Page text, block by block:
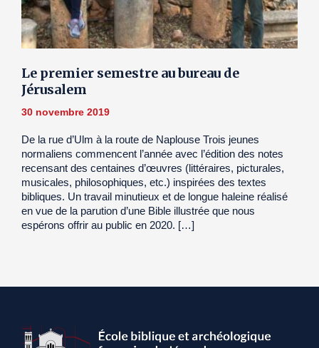
Le premier semestre au bureau de
Jérusalem
30 novembre 2019
De la rue d’Ulm à la route de Naplouse Trois jeunes
normaliens commencent l’année avec l’édition des notes
recensant des centaines d’œuvres (littéraires, picturales,
musicales, philosophiques, etc.) inspirées des textes
bibliques. Un travail minutieux et de longue haleine réalisé
en vue de la parution d’une Bible illustrée que nous
espérons offrir au public en 2020. […]